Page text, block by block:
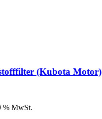
(Kubota Motor)
% MwSt.